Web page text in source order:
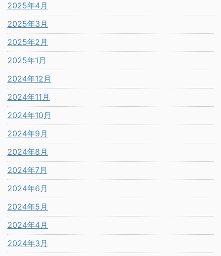
2025年4月
2025年3月
2025年2月
2025年1月
2024年12月
2024年11月
2024年10月
2024年9月
2024年8月
2024年7月
2024年6月
2024年5月
2024年4月
2024年3月